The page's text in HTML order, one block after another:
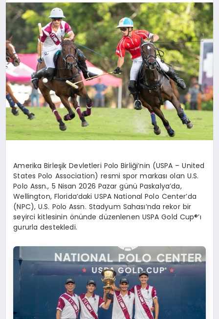
Amerika Birleşik Devletleri Polo Birliği’nin (USPA – United
States Polo Association) resmi spor markası olan U.S.
Polo Assn., 5 Nisan 2026 Pazar günü Paskalya’da,
Wellington, Florida’daki USPA National Polo Center’da
(NPC), U.S. PoloAssn. Stadyum Sahası’nda rekor bir
seyirci kitlesinin önünde düzenlenen USPA Gold Cup®’ı
gururla destekledi.